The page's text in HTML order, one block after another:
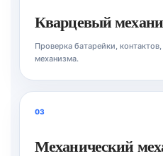
Кварцевый
Проверка батарейки,
механизма.
03
Механический